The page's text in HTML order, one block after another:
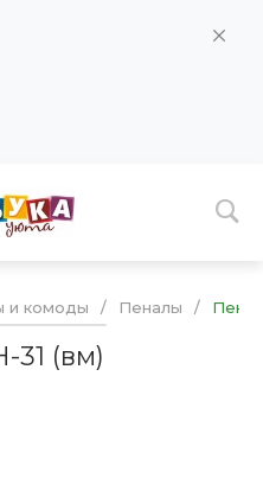
и комоды / Пеналы /
(вм)